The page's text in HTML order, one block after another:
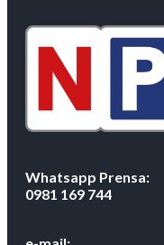
Whatsapp Prensa:
0981 169 744